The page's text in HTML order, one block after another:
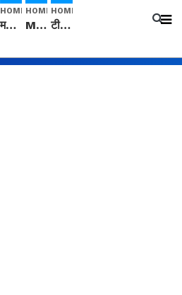
HOME
मनीषा हत्याकांड: हत्या, आत्महत्या या कोई बड़ा राज? | Full Story | Josh Haryana
HOME
Mangalsutra: हिंदू धर्म में शादी के बाद मंगलसूत्र क्यों पहनती है महिलाएं, किसने शुरु की ये परंपरा
HOME
टीम बीकेई ने एग्रीकल्चर ग्रेड की यूरिया खाद गट्टों में बदलकर टेक्निकल ग्रेड में बेचने वालों पर करवाई कार्रवाई: लखविंदर सिंह औलख